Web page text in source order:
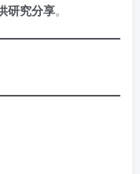
研究分享。